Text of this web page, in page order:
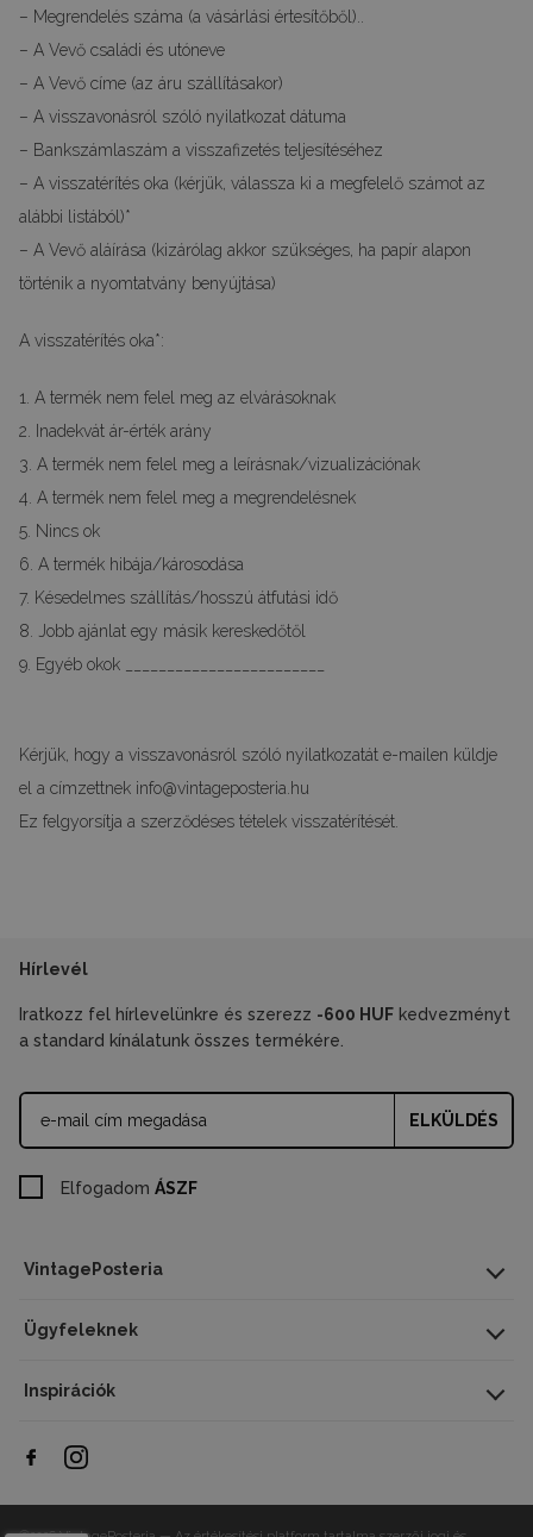
– Megrendelés száma (a vásárlási értesítőből)..
– A Vevő családi és utóneve
– A Vevő címe (az áru szállításakor)
– A visszavonásról szóló nyilatkozat dátuma
– Bankszámlaszám a visszafizetés teljesítéséhez
– A visszatérítés oka (kérjük, válassza ki a megfelelő számot az
alábbi listából)*
– A Vevő aláírása (kizárólag akkor szükséges, ha papír alapon
történik a nyomtatvány benyújtása)
A visszatérítés oka*:
1. A termék nem felel meg az elvárásoknak
2. Inadekvát ár-érték arány
3. A termék nem felel meg a leírásnak/vizualizációnak
4. A termék nem felel meg a megrendelésnek
5. Nincs ok
6. A termék hibája/károsodása
7. Késedelmes szállítás/hosszú átfutási idő
8. Jobb ajánlat egy másik kereskedőtől
9. Egyéb okok ________________________
Kérjük, hogy a visszavonásról szóló nyilatkozatát e-mailen küldje
el a címzettnek info@vintageposteria.hu
Ez felgyorsítja a szerződéses tételek visszatérítését.
VintagePosteria
Ügyfeleknek
Inspirációk
Hírlevél
Iratkozz fel hírlevelünkre és szerezz -600 HUF kedvezményt
a standard kínálatunk összes termékére.
ELKÜLDÉS
Elfogadom ÁSZF